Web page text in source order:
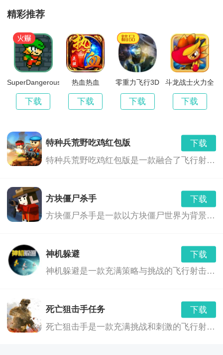
升级后可以获得新的技能和更强大的能力。每个角色都
有自己的技能树，玩家可以根据自己的喜好和战斗风格
进行培养。
游戏玩法介绍：
进行战斗。每个关卡都有不同的敌人类型和难度，需要
玩家灵活运用角色的技能和道具来战胜敌人。
2. 连击系统：玩家可以通过连续攻击敌人，形成连击，
获得更高的分数和奖励。连击系统简单易学，但需要玩
3. 任务和挑战：游戏中有各种任务和挑战，完成这些任
务和挑战可以获得额外的奖励和经验值。这些任务和挑
战具有不同的难度和挑战性，需要玩家灵活运用角色技
能和策略。
火影忍者过马路
火影忍者抽卡模拟器2024
v1.8 0.59 MB
下载
火影忍者猩红风暴国际服
v1.1.001 1253.37 MB
下载
v2021.03.08.10
火影忍者过马路最新版
v1.1 81.52 MB
下载
火影忍者亿忍集结
0.5.1 1770.00 MB
下载
火影忍者乱斗
火影忍者血继限界
v1.0.1 269.90 MB
下载
精彩推荐
SuperDangerousDungeons
下载
热血热血
下载
零重力飞行3D
下载
斗龙战士火力全
下载
特种兵荒野吃鸡红包版
下载
特种兵荒野吃鸡红包版是一款融合了飞行射击、角色扮演和射击冒险等多种玩法的游戏。玩家将扮演一名特种兵，在荒野中展开一场刺激的生存之战。游戏中，玩家需要利用各种武器和技能，与敌人展开激烈的战斗，同时还要面对各种危险和挑战，如巨型boss、恶劣天气等。此外，游戏中还融入了红包奖励机制，玩家可以通过完成任务或击败敌人获得红包奖励，与其他玩家进行互动交流。
方块僵尸杀手
下载
方块僵尸杀手是一款以方块僵尸世界为背景的飞行射击游戏。在这个世界里，你需要面对不断涌现的僵尸，使用各种武器和道具，来保卫你的家园，寻找生存之路。
神机躲避
下载
神机躲避是一款充满策略与挑战的飞行射击游戏。玩家将扮演一位拥有神奇躲避技巧的英雄，在无尽的敌人与障碍中展开刺激的冒险。游戏以精美的画面、丰富的关卡和独特的角色设定，为玩家带来一场紧张刺激的射击体验。
死亡狙击手任务
下载
死亡狙击手是一款充满挑战和刺激的飞行射击游戏。玩家将扮演一名精英狙击手，在荒芜的星球上展开一场场惊心动魄的战斗。通过灵活操作狙击手，躲避敌人的攻击，同时利用各种武器和道具消灭敌人，完成各种任务。游戏画面精美，音效震撼，玩法丰富，是一款不可多得的射击游戏佳作。